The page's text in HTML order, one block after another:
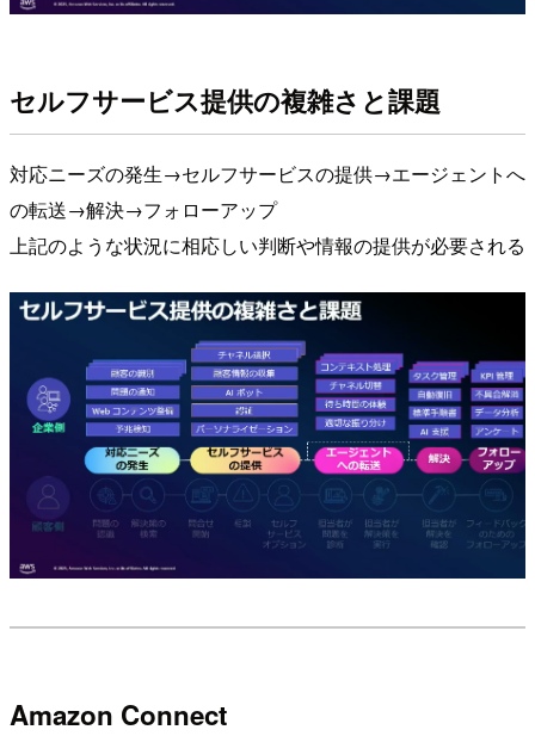
セルフサービス提供の複雑さと課題
対応ニーズの発生→セルフサービスの提供→エージェントへ
の転送→解決→フォローアップ
上記のような状況に相応しい判断や情報の提供が必要される
Amazon Connect